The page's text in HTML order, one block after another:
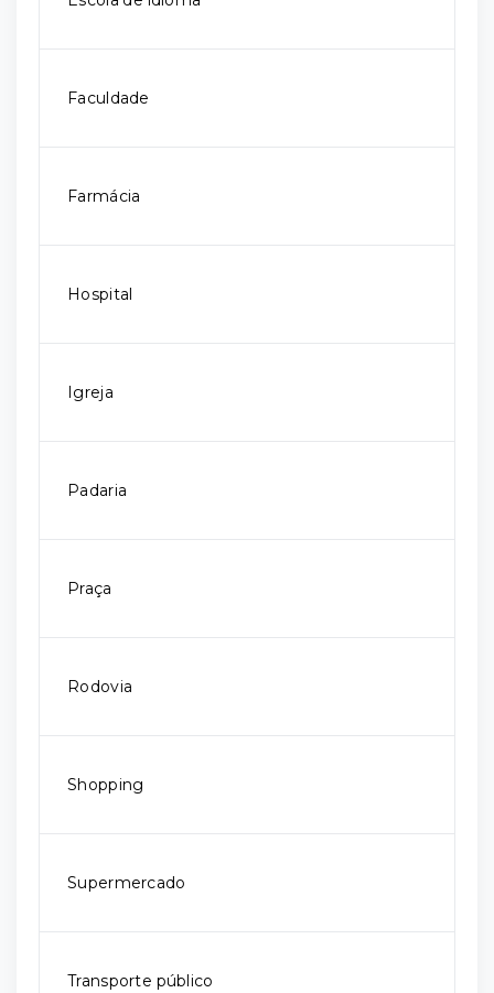
Faculdade
Farmácia
Hospital
Igreja
Padaria
Praça
Rodovia
Shopping
Supermercado
Transporte público